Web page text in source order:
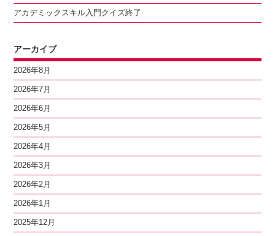
アカデミックスキル入門クイズ終了
アーカイブ
2026年8月
2026年7月
2026年6月
2026年5月
2026年4月
2026年3月
2026年2月
2026年1月
2025年12月